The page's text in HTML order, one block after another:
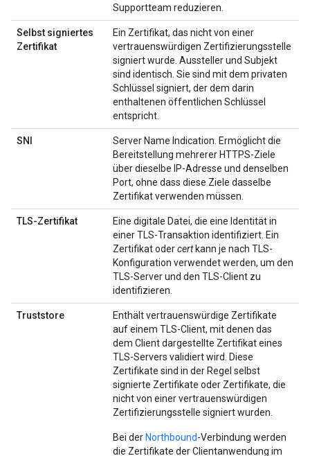
Supportteam reduzieren.
Selbst signiertes
Zertifikat
Ein Zertifikat, das nicht von einer
vertrauenswürdigen Zertifizierungsstelle
signiert wurde. Aussteller und Subjekt
sind identisch. Sie sind mit dem privaten
Schlüssel signiert, der dem darin
enthaltenen öffentlichen Schlüssel
entspricht.
SNI
Server Name Indication. Ermöglicht die
Bereitstellung mehrerer HTTPS-Ziele
über dieselbe IP-Adresse und denselben
Port, ohne dass diese Ziele dasselbe
Zertifikat verwenden müssen.
TLS-Zertifikat
Eine digitale Datei, die eine Identität in
einer TLS-Transaktion identifiziert. Ein
Zertifikat odercertkann je nach TLS-
Konfiguration verwendet werden, um den
TLS-Server und den TLS-Client zu
identifizieren.
Truststore
Enthält vertrauenswürdige Zertifikate
auf einem TLS-Client, mit denen das
dem Client dargestellte Zertifikat eines
TLS-Servers validiert wird. Diese
Zertifikate sind in der Regel selbst
signierte Zertifikate oder Zertifikate, die
nicht von einer vertrauenswürdigen
Zertifizierungsstelle signiert wurden.
Bei der Northbound-Verbindung werden
die Zertifikate der Clientanwendung im